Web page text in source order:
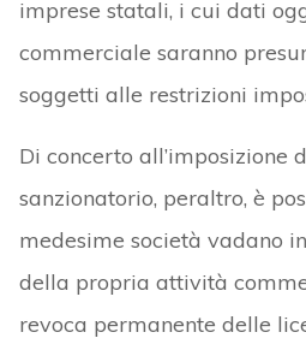
imprese statali, i cui dati
commerciale saranno
soggetti alle restrizioni
Di concerto all’imposizione
sanzionatorio, peraltro, è
medesime società vadano
della propria attività
revoca permanente delle